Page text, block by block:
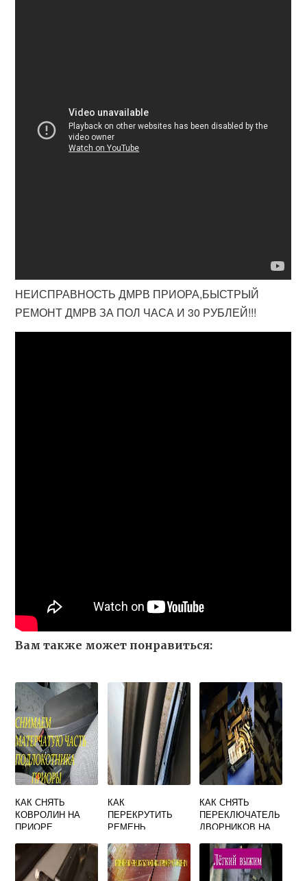
НЕИСПРАВНОСТЬ ДМРВ ПРИОРА,БЫСТРЫЙ
РЕМОНТ ДМРВ ЗА ПОЛ ЧАСА И 30 РУБЛЕЙ!!!
Вам также может понравиться:
КАК СНЯТЬ
КОВРОЛИН НА
ПРИОРЕ
КАК
ПЕРЕКРУТИТЬ
РЕМЕНЬ
В МАШИНЕ
ГРАНТА
КАК СНЯТЬ
ПЕРЕКЛЮЧАТЕЛЬ
ДВОРНИКОВ НА